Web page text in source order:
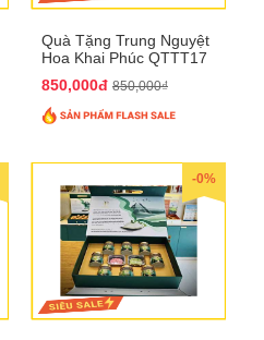
Quà Tặng Trung Nguyệt
Hoa Khai Phúc QTTT17
850,000đ 850,000₫
-0%